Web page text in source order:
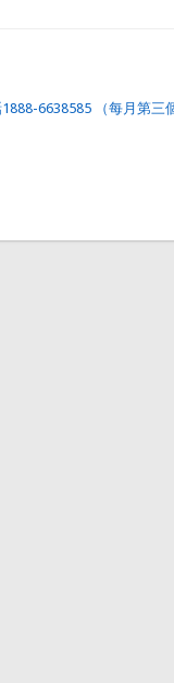
6638585 （每月第三